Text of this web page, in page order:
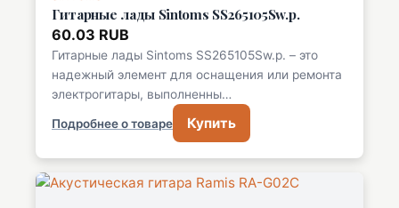
Гитарные лады Sintoms SS265105Sw.p.
60.03 RUB
Гитарные лады Sintoms SS265105Sw.p. – это
надежный элемент для оснащения или ремонта
электрогитары, выполненны…
Подробнее о товаре Купить